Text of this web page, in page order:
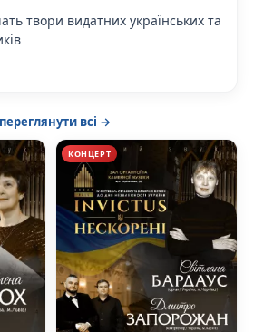
твори видатних українських та
переглянути всі →
КОНЦЕРТ